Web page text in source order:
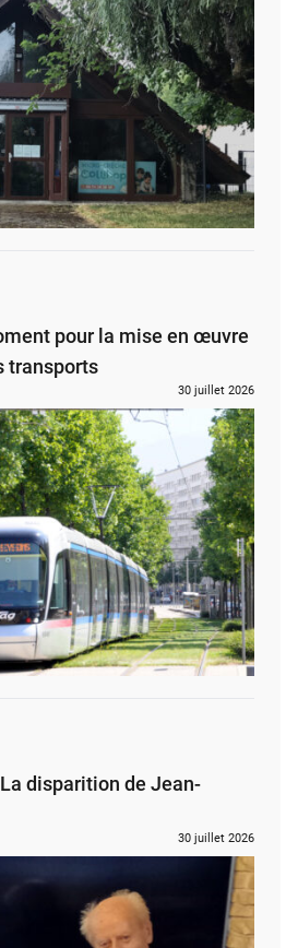
pour la mise en œuvre
transports
30 juillet 2026
disparition de Jean-
30 juillet 2026